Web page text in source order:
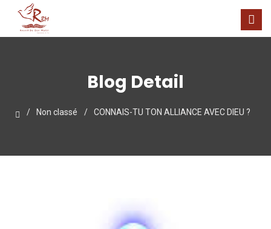
Blog Detail
Non classé CONNAIS-TU TON ALLIANCE AVEC DIEU ?